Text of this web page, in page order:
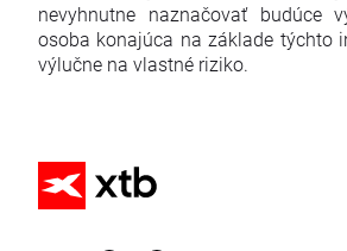
nevyhnutne naznačovať budúce
osoba konajúca na základe týchto
výlučne na vlastné riziko.